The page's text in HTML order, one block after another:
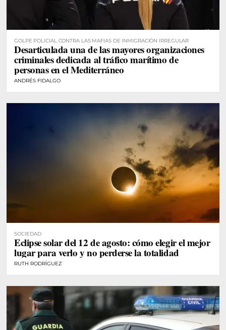
GOLPE POLICIAL CONTRA LAS MAFIAS DE INMIGRACIÓN IRREGULAR
Desarticulada una de las mayores organizaciones
criminales dedicada al tráfico marítimo de
personas en el Mediterráneo
ANDRÉS FIDALGO
SOCIEDAD
Eclipse solar del 12 de agosto: cómo elegir el mejor
lugar para verlo y no perderse la totalidad
RUTH RODRÍGUEZ